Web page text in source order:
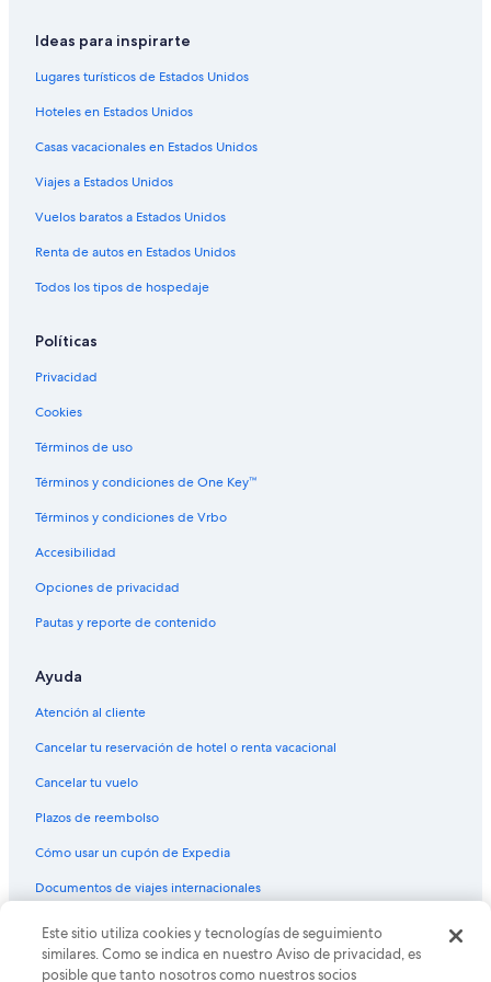
Hoteles en Bergères-lès-Vertus
Casas de campo en L'Épine
Hoteles en Haussimont
Hoteles en Intercomunalidad de Châlons-en-Champagne
Hoteles en Somsois
Castillos en Champagne
Centros vacacionales en Champagne
Hoteles haciendas en Champagne
Hoteles con spa en Champagne
Hoteles de lujo en Champagne
Hoteles baratos en Champagne
Hoteles cerca de viñedos en Champagne
Hoteles de senderismo en Champagne
Hoteles en Champagne
Residencias en Champagne
Casas de campo en Toulon la Montagne
Ideas para inspirarte
Lugares turísticos de Estados Unidos
Hoteles en Estados Unidos
Casas vacacionales en Estados Unidos
Viajes a Estados Unidos
Vuelos baratos a Estados Unidos
Renta de autos en Estados Unidos
Todos los tipos de hospedaje
Políticas
Privacidad
Cookies
Términos de uso
Términos y condiciones de One Key™
Términos y condiciones de Vrbo
Accesibilidad
Opciones de privacidad
Pautas y reporte de contenido
Ayuda
Atención al cliente
Cancelar tu reservación de hotel o renta vacacional
Cancelar tu vuelo
Plazos de reembolso
Cómo usar un cupón de Expedia
Documentos de viajes internacionales
© 2026 Expedia, Inc., una empresa de Expedia Group. Todos los
derechos reservados. Expedia y el logo de Expedia son marcas
registradas o marcas comerciales de Expedia, Inc. CST# 2029030-50.
Este sitio utiliza cookies y tecnologías de seguimiento
similares. Como se indica en nuestro Aviso de privacidad, es
posible que tanto nosotros como nuestros socios